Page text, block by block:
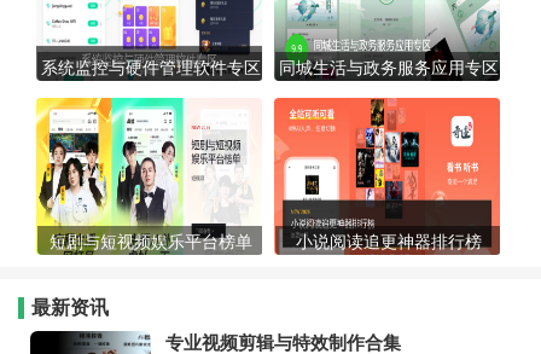
系统监控与硬件管理软件专区 同城生活与政务服务应用专区
短剧与短视频娱乐平台榜单 小说阅读追更神器排行榜
最新资讯
专业视频剪辑与特效制作合集